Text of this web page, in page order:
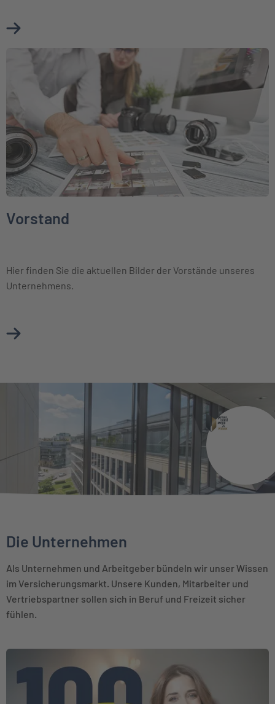
Mehr über Aktuelle Presseinformationen erfahren
Weiter zu Vorstand
Vorstand
Hier finden Sie die aktuellen Bilder der Vorstände unseres
Unternehmens.
Mehr über Vorstand erfahren
Die Unternehmen
Als Unternehmen und Arbeitgeber bündeln wir unser Wissen
im Versicherungsmarkt. Unsere Kunden, Mitarbeiter und
Vertriebspartner sollen sich in Beruf und Freizeit sicher
fühlen.